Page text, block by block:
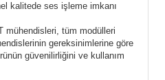
kalitede ses işleme imkanı
mühendisleri, tüm modülleri
gereksinimlerine göre
güvenilirliğini ve kullanım